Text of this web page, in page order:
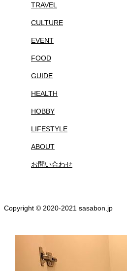
TRAVEL
CULTURE
EVENT
FOOD
GUIDE
HEALTH
HOBBY
LIFESTYLE
ABOUT
お問い合わせ
Copyright © 2020-2021 sasabon.jp